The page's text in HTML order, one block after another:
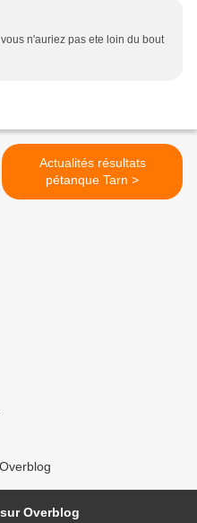
n'auriez pas ete loin du bout
Actualités résultats
pétanque Tarn >
Overblog